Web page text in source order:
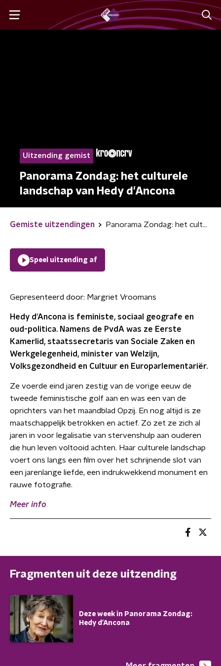
Uitzending gemist
Panorama Zondag: het culturele
landschap van Hedy d'Ancona
Gemiste uitzendingen Panorama Zondag: het culturele landschap van Hedy d'Ancona
Speel uitzending af
Gepresenteerd door: Margriet Vroomans
Hedy d'Ancona is feministe, sociaal geografe en
oud-politica. Namens de PvdA was ze Eerste
Kamerlid, staatssecretaris van Sociale Zaken en
Werkgelegenheid, minister van Welzijn,
Volksgezondheid en Cultuur en Europarlementariër.
Ze voerde eind jaren zestig van de vorige eeuw de
tweede feministische golf aan en was een van de
oprichters van het maandblad Opzij. En nog altijd is ze
maatschappelijk betrokken en actief. Zo zet ze zich al
jaren in voor legalisatie van stervenshulp aan ouderen
die hun leven voltooid achten. Haar culturele landschap
voert ons langs een film over het schrijnende slot van
een jarenlange liefde, een indrukwekkend monument en
rauwe fotografie.
Meer info
Fragmenten uit deze uitzending
Deze week in Panorama Zondag:
Hedy d'Ancona